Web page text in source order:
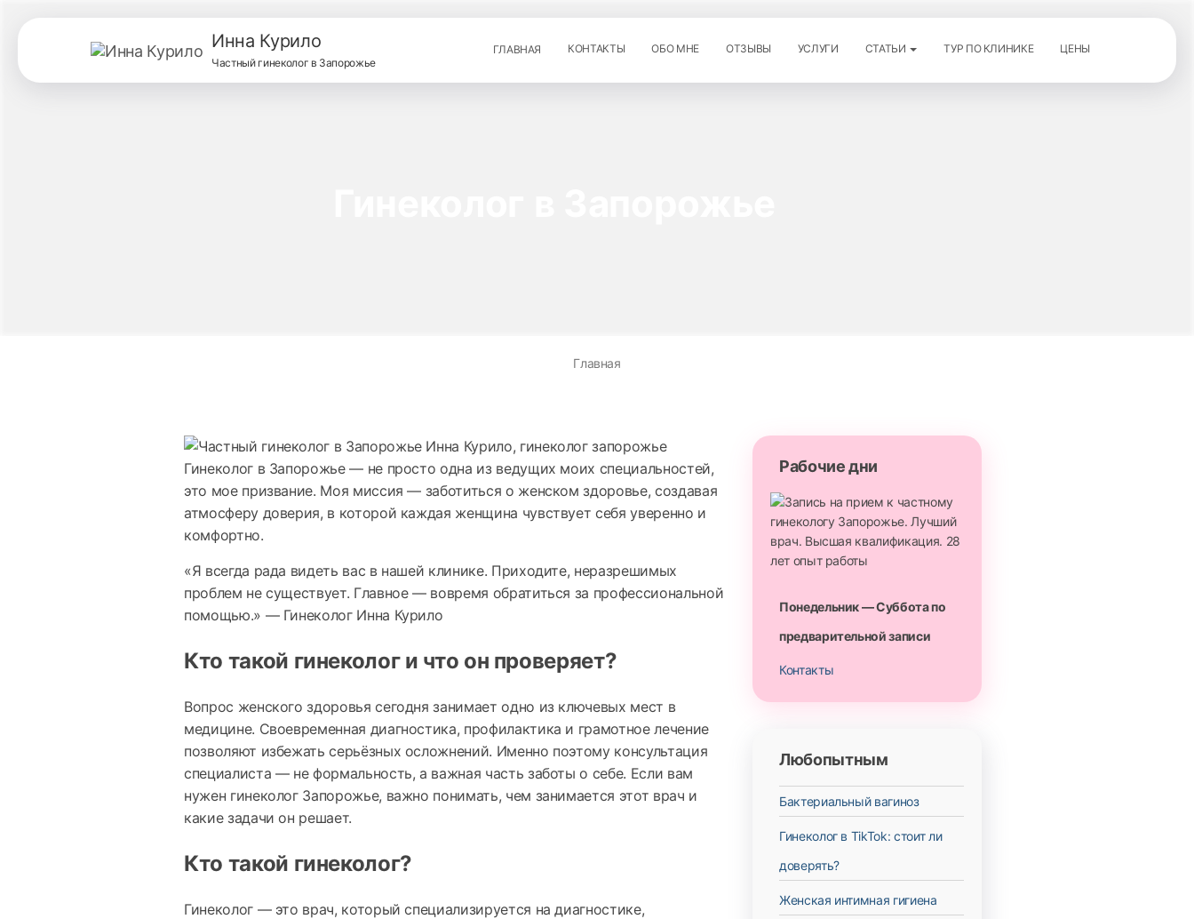
Инна Курило
Частный гинеколог в Запорожье
ГЛАВНАЯ КОНТАКТЫ ОБО МНЕ ОТЗЫВЫ УСЛУГИ СТАТЬИ ТУР ПО КЛИНИКЕ ЦЕНЫ
Главная
Гинеколог в Запорожье — не просто одна из ведущих моих специальностей,
это мое призвание. Моя миссия — заботиться о женском здоровье, создавая
атмосферу доверия, в которой каждая женщина чувствует себя уверенно и
комфортно.
«Я всегда рада видеть вас в нашей клинике. Приходите, неразрешимых
проблем не существует. Главное — вовремя обратиться за профессиональной
помощью.» — Гинеколог Инна Курило
Кто такой гинеколог и что он проверяет?
Вопрос женского здоровья сегодня занимает одно из ключевых мест в
медицине. Своевременная диагностика, профилактика и грамотное лечение
позволяют избежать серьёзных осложнений. Именно поэтому консультация
специалиста — не формальность, а важная часть заботы о себе. Если вам
нужен гинеколог Запорожье, важно понимать, чем занимается этот врач и
какие задачи он решает.
Кто такой гинеколог?
Гинеколог — это врач, который специализируется на диагностике,
Рабочие дни
Понедельник — Суббота по
предварительной записи
Контакты
Любопытным
Бактериальный вагиноз
Гинеколог в TikTok: стоит ли
доверять?
Женская интимная гигиена